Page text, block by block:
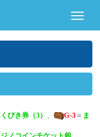
びき券（3） 、 G-3 ＝ ま